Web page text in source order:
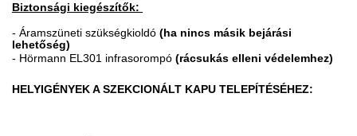
Biztonsági kiegészítők:
- Áramszüneti szükségkioldó (ha nincs másik bejárási
lehetőség)
- Hörmann EL301 infrasorompó (rácsukás elleni védelemhez)
HELYIGÉNYEK A SZEKCIONÁLT KAPU TELEPÍTÉSÉHEZ: